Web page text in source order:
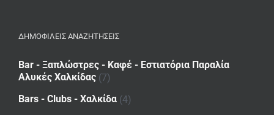
ΔΗΜΟΦΙΛΕΙΣ ΑΝΑΖΗΤΗΣΕΙΣ
Bar - Ξαπλώστρες - Καφέ - Εστιατόρια Παραλία
Αλυκές Χαλκίδας (7)
Bars - Clubs - Χαλκίδα (4)